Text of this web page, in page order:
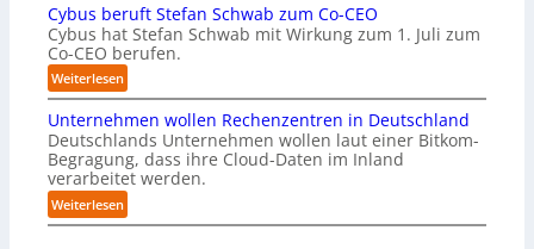
Cybus beruft Stefan Schwab zum Co-CEO
Cybus hat Stefan Schwab mit Wirkung zum 1. Juli zum
Co-CEO berufen.
Weiterlesen:
C
y
b
u
s
b
e
Unternehmen wollen Rechenzentren in Deutschland
Deutschlands Unternehmen wollen laut einer Bitkom-
Begragung, dass ihre Cloud-Daten im Inland
verarbeitet werden.
Weiterlesen:
U